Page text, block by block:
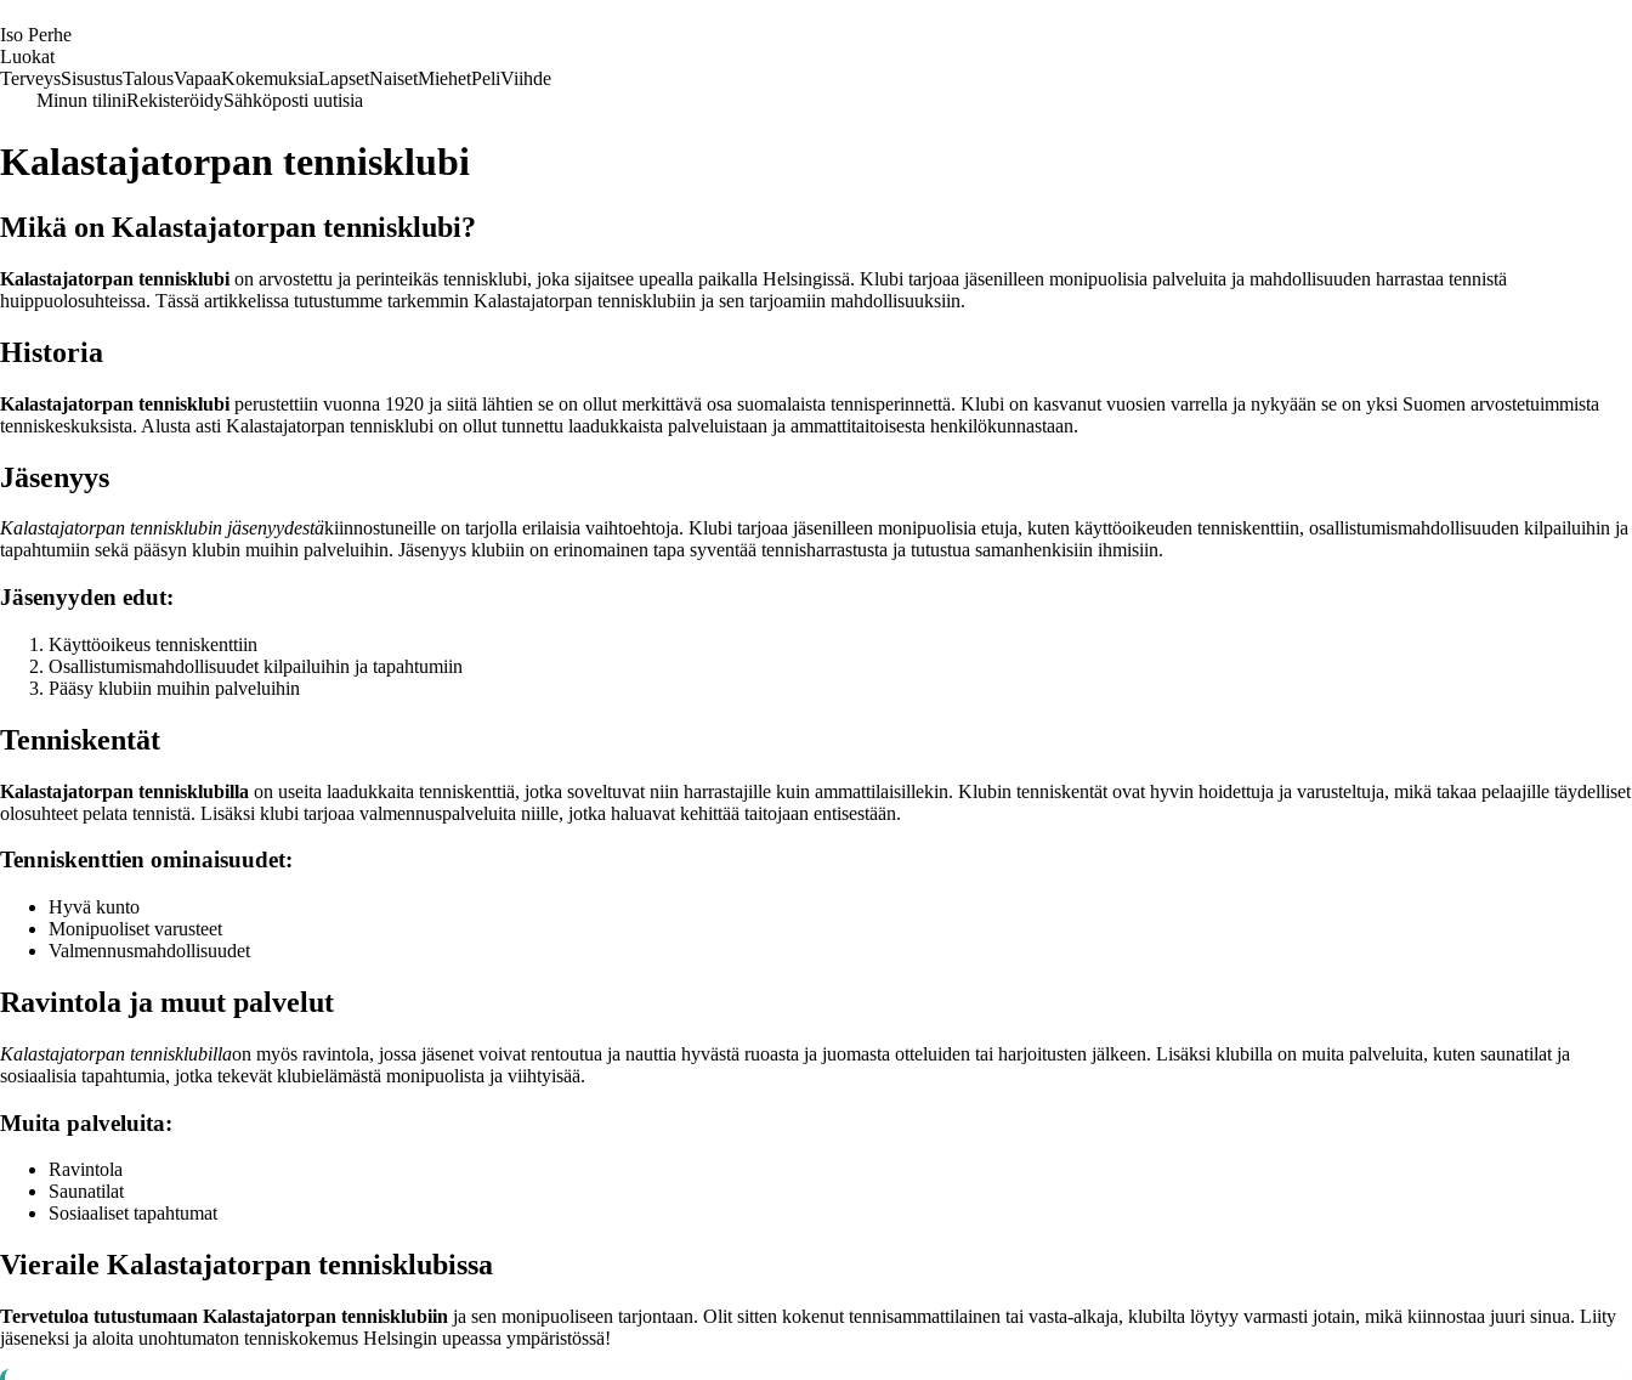
Iso Perhe
Luokat
TerveysSisustusTalousVapaaKokemuksiaLapsetNaisetMiehetPeliViihde
Minun tiliniRekisteröidySähköposti uutisia
Kalastajatorpan tennisklubi
Mikä on Kalastajatorpan tennisklubi?
Kalastajatorpan tennisklubi on arvostettu ja perinteikäs tennisklubi, joka sijaitsee upealla paikalla Helsingissä. Klubi tarjoaa jäsenilleen monipuolisia palveluita ja mahdollisuuden harrastaa tennistä
huippuolosuhteissa. Tässä artikkelissa tutustumme tarkemmin Kalastajatorpan tennisklubiin ja sen tarjoamiin mahdollisuuksiin.
Historia
Kalastajatorpan tennisklubi perustettiin vuonna 1920 ja siitä lähtien se on ollut merkittävä osa suomalaista tennisperinnettä. Klubi on kasvanut vuosien varrella ja nykyään se on yksi Suomen arvostetuimmista
tenniskeskuksista. Alusta asti Kalastajatorpan tennisklubi on ollut tunnettu laadukkaista palveluistaan ja ammattitaitoisesta henkilökunnastaan.
Jäsenyys
Kalastajatorpan tennisklubin jäsenyydestäkiinnostuneille on tarjolla erilaisia vaihtoehtoja. Klubi tarjoaa jäsenilleen monipuolisia etuja, kuten käyttöoikeuden tenniskenttiin, osallistumismahdollisuuden kilpailuihin ja
tapahtumiin sekä pääsyn klubin muihin palveluihin. Jäsenyys klubiin on erinomainen tapa syventää tennisharrastusta ja tutustua samanhenkisiin ihmisiin.
Jäsenyyden edut:
Käyttöoikeus tenniskenttiin
Osallistumismahdollisuudet kilpailuihin ja tapahtumiin
Pääsy klubiin muihin palveluihin
Tenniskentät
Kalastajatorpan tennisklubilla on useita laadukkaita tenniskenttiä, jotka soveltuvat niin harrastajille kuin ammattilaisillekin. Klubin tenniskentät ovat hyvin hoidettuja ja varusteltuja, mikä takaa pelaajille täydelliset
olosuhteet pelata tennistä. Lisäksi klubi tarjoaa valmennuspalveluita niille, jotka haluavat kehittää taitojaan entisestään.
Tenniskenttien ominaisuudet:
Hyvä kunto
Monipuoliset varusteet
Valmennusmahdollisuudet
Ravintola ja muut palvelut
Kalastajatorpan tennisklubillaon myös ravintola, jossa jäsenet voivat rentoutua ja nauttia hyvästä ruoasta ja juomasta otteluiden tai harjoitusten jälkeen. Lisäksi klubilla on muita palveluita, kuten saunatilat ja
sosiaalisia tapahtumia, jotka tekevät klubielämästä monipuolista ja viihtyisää.
Muita palveluita:
Ravintola
Saunatilat
Sosiaaliset tapahtumat
Vieraile Kalastajatorpan tennisklubissa
Tervetuloa tutustumaan Kalastajatorpan tennisklubiin ja sen monipuoliseen tarjontaan. Olit sitten kokenut tennisammattilainen tai vasta-alkaja, klubilta löytyy varmasti jotain, mikä kiinnostaa juuri sinua. Liity
jäseneksi ja aloita unohtumaton tenniskokemus Helsingin upeassa ympäristössä!